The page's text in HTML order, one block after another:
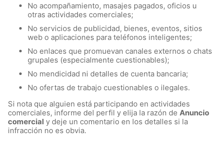
No acompañamiento, masajes pagados, oficios u
otras actividades comerciales;
No servicios de publicidad, bienes, eventos, sitios
web o aplicaciones para teléfonos inteligentes;
No enlaces que promuevan canales externos o chats
grupales (especialmente cuestionables);
No mendicidad ni detalles de cuenta bancaria;
No ofertas de trabajo cuestionables o ilegales.
Si nota que alguien está participando en actividades
comerciales, informe del perfil y elija la razón de Anuncio
comercial y deje un comentario en los detalles si la
infracción no es obvia.